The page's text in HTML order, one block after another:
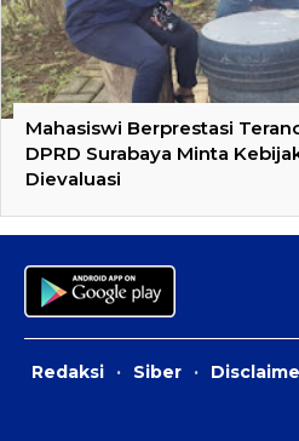
Mahasiswi Berprestasi
DPRD Surabaya Minta
Dievaluasi
Redaksi · Siber ·